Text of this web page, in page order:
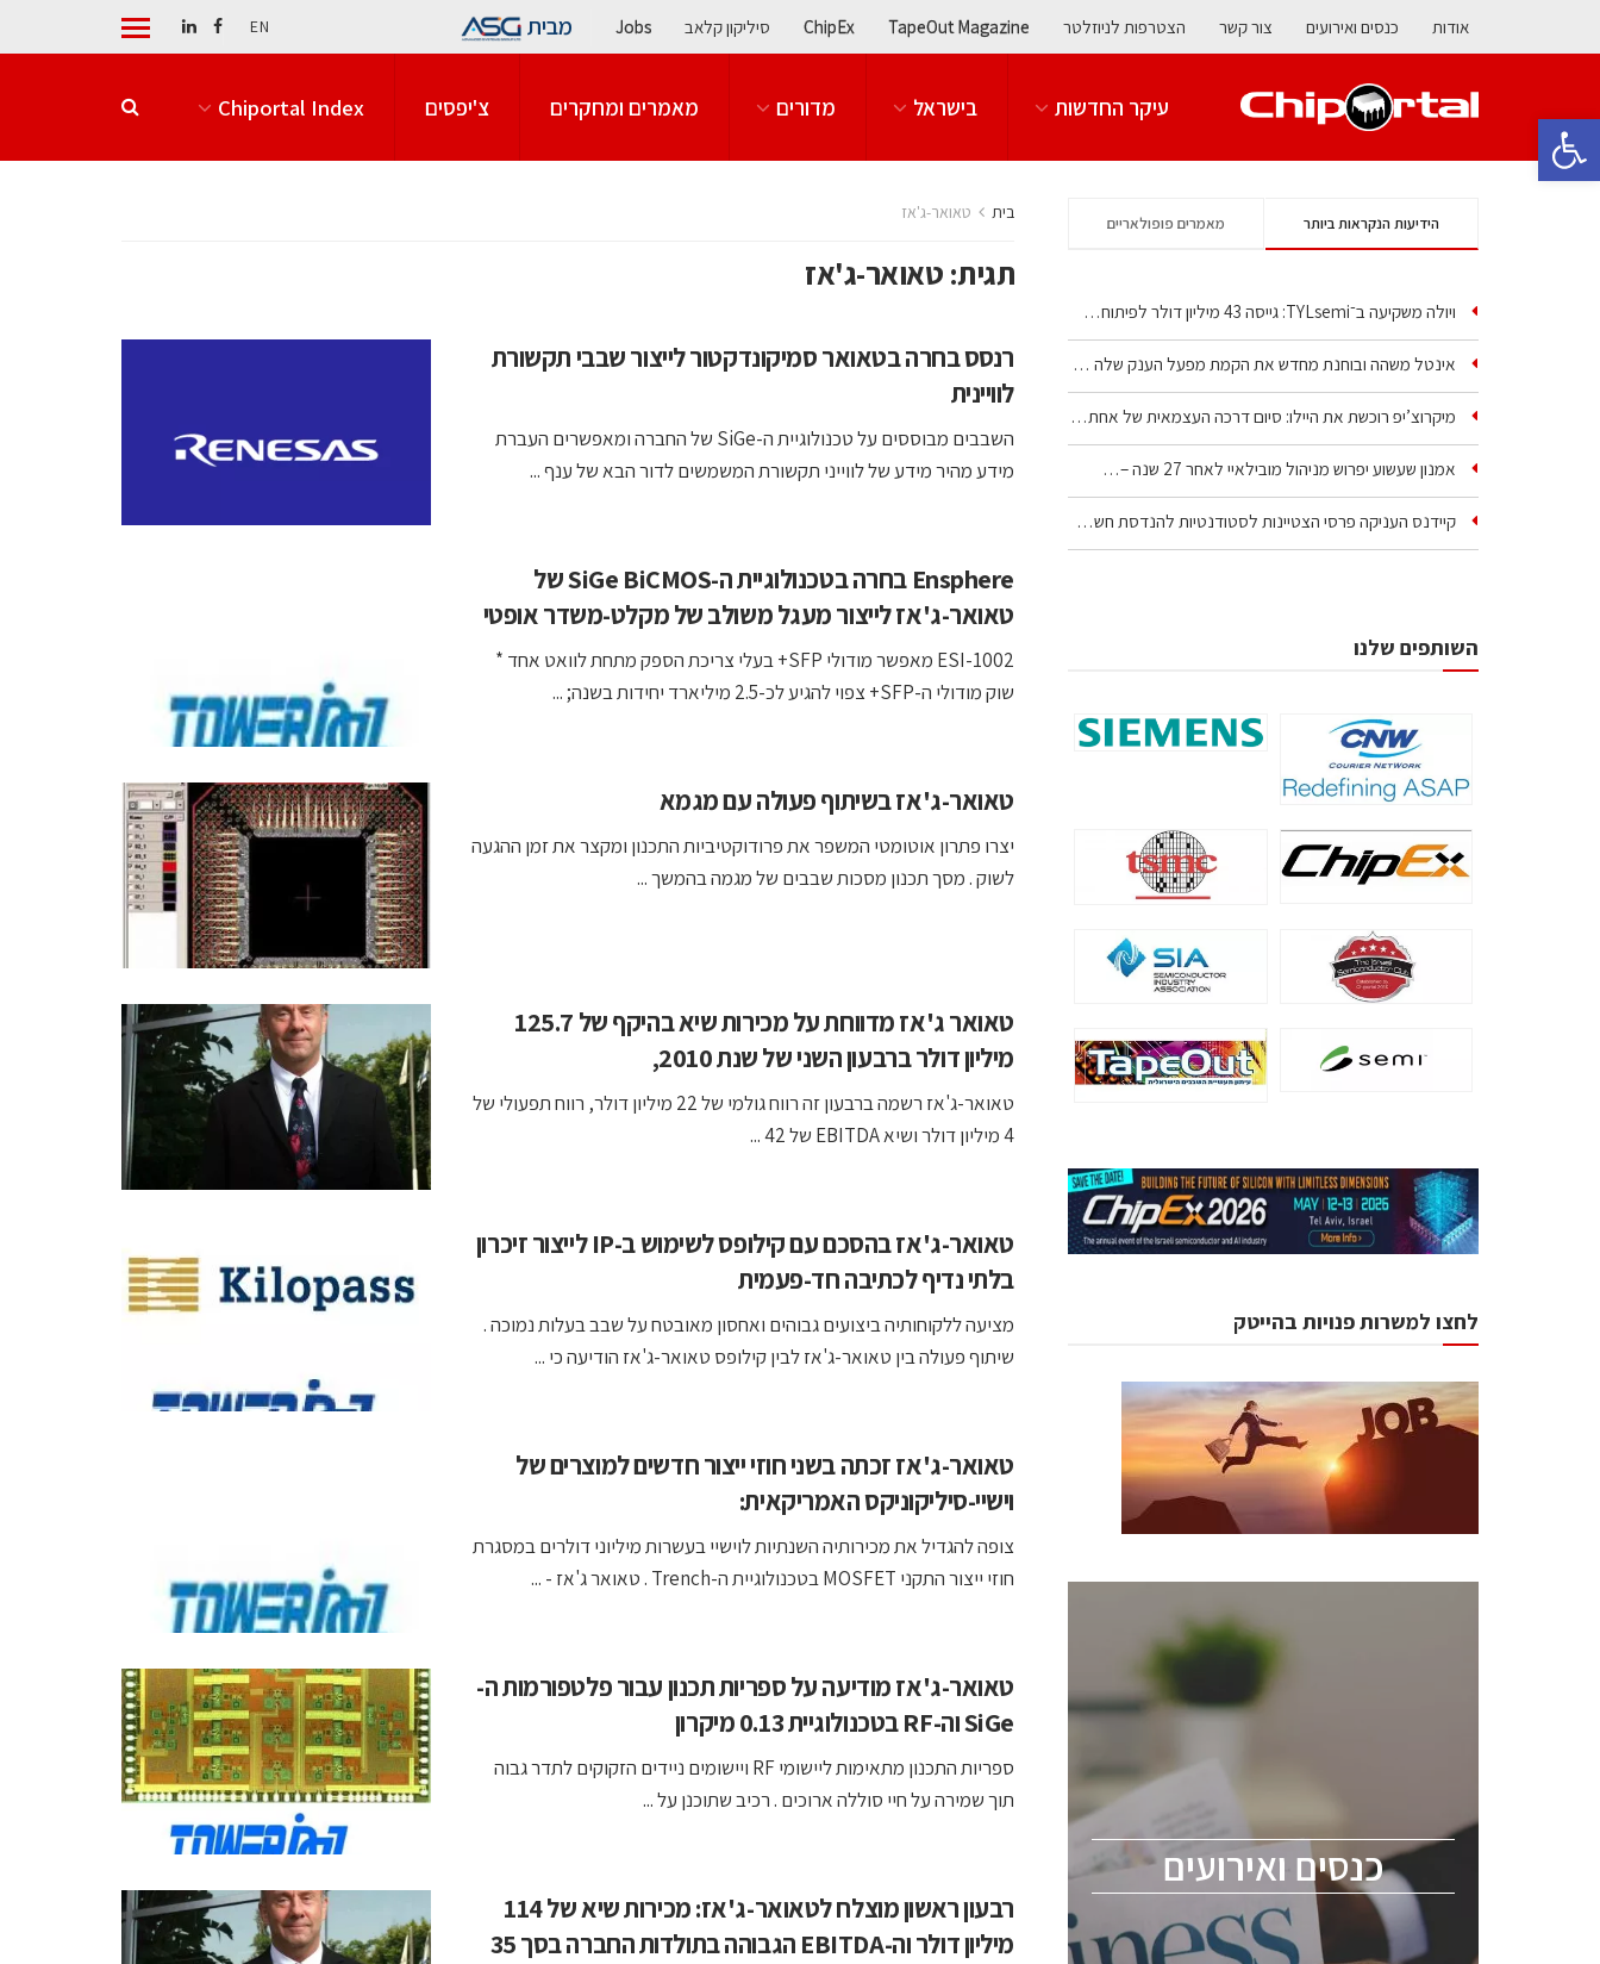
פתח סרגל נגישות
אודות כנסים ואירועים צור קשר הצטרפות לניוזלטר TapeOut Magazine
ChipEx סיליקון קלאב Jobs מבית EN
עיקר החדשות בישראל מדורים מאמרים ומחקרים צ'יפסים Chiportal Index
בית טאואר-ג'אז
תגית: טאואר-ג'אז
רנסס בחרה בטאואר סמיקונדקטור לייצור שבבי תקשורת
לוויינית
השבבים מבוססים על טכנולוגיית ה-SiGe של החברה ומאפשרים העברת
מידע מהיר מידע של לווייני תקשורת המשמשים לדור הבא של ענף ...
Ensphere בחרה בטכנולוגיית ה-SiGe BiCMOS של
טאואר-ג'אז לייצור מעגל משולב של מקלט-משדר אופטי
ESI-1002 מאפשר מודולי SFP+ בעלי צריכת הספק מתחת לוואט אחד *
שוק מודולי ה-SFP+ צפוי להגיע לכ-2.5 מיליארד יחידות בשנה; ...
טאואר-ג'אז בשיתוף פעולה עם מגמא
יצרו פתרון אוטומטי המשפר את פרודוקטיביות התכנון ומקצר את זמן ההגעה
לשוק . מסך תכנון מסכות שבבים של מגמה בהמשך ...
טאואר ג'אז מדווחת על מכירות שיא בהיקף של 125.7
מיליון דולר ברבעון השני של שנת 2010,
טאואר-ג'אז רשמה ברבעון זה רווח גולמי של 22 מיליון דולר, רווח תפעולי של
4 מיליון דולר ושיא EBITDA של 42 ...
טאואר-ג'אז בהסכם עם קילופס לשימוש ב-IP לייצור זיכרון
בלתי נדיף לכתיבה חד-פעמית
מציעה ללקוחותיה ביצועים גבוהים ואחסון מאובטח על שבב בעלות נמוכה .
שיתוף פעולה בין טאואר-ג'אז לבין קילופס טאואר-ג'אז הודיעה כי ...
טאואר-ג'אז זכתה בשני חוזי ייצור חדשים למוצרים של
וישיי-סיליקוניקס האמריקאית:
צופה להגדיל את מכירותיה השנתיות לוישיי בעשרות מיליוני דולרים במסגרת
חוזי ייצור התקני MOSFET בטכנולוגיית ה-Trench . טאואר ג'אז - ...
טאואר-ג'אז מודיעה על ספריות תכנון עבור פלטפורמות ה-
SiGe וה-RF בטכנולוגיית 0.13 מיקרון
ספריות התכנון מתאימות ליישומי RF ויישומים ניידים הזקוקים לתדר גבוה
תוך שמירה על חיי סוללה ארוכים . רכיב שתוכנן על ...
רבעון ראשון מוצלח לטאואר-ג'אז: מכירות שיא של 114
מיליון דולר וה-EBITDA הגבוהה בתולדות החברה בסך 35
הידיעות הנקראות ביותר מאמרים פופולאריים
ויולה משקיעה ב־TYLsemi: גייסה 43 מיליון דולר לפיתוח…
אינטל משהה ובוחנת מחדש את הקמת מפעל הענק שלה בקריית גת
מיקרוצ’יפ רוכשת את היילו: סיום דרכה העצמאית של אחת…
אמנון שעשוע יפרוש מניהול מובילאיי לאחר 27 שנה –…
קיידנס העניקה פרסי הצטיינות לסטודנטיות להנדסת חשמל ופיזיקה
השותפים שלנו
לחצו למשרות פנויות בהייטק
כנסים ואירועים
כנסים ואירועים
הסמיקונדקטור כולל מהנדסים, מומחים מקצועיים
ChipEx2026 will be held on May 12-13,
2026. The conference is intended for